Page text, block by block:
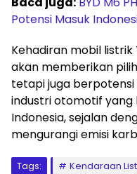
Potensi Masuk
Kehadiran mobil listrik
akan memberikan
tetapi juga
industri otomotif yang
Indonesia, sejalan
mengurangi emisi
Tags: Kendaraan